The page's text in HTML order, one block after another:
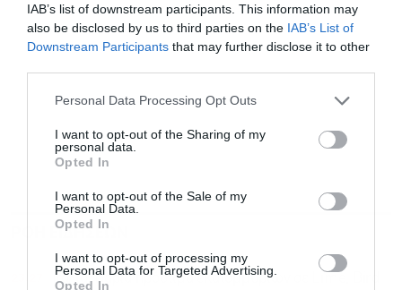
IAB’s list of downstream participants. This information may
also be disclosed by us to third parties on the IAB’s List of
Downstream Participants that may further disclose it to other
Personal Data Processing Opt Outs
I want to opt-out of the Sharing of my
personal data.
Opted In
I want to opt-out of the Sale of my
Personal Data.
Opted In
I want to opt-out of processing my
Personal Data for Targeted Advertising.
Opted In
ΡΟΗ ΕΙΔΗΣΕΩΝ
Ιταλία: Βαριά πρόστιμα εκατομμυρίων σε Lime, Bird